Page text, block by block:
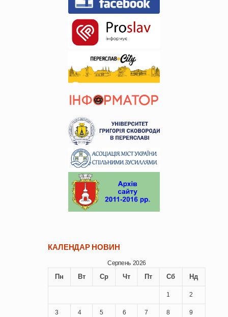
КАЛЕНДАР НОВИН
Серпень 2026
Пн Вт Ср Чт Пт Сб Нд
1 2
3 4 5 6 7 8 9